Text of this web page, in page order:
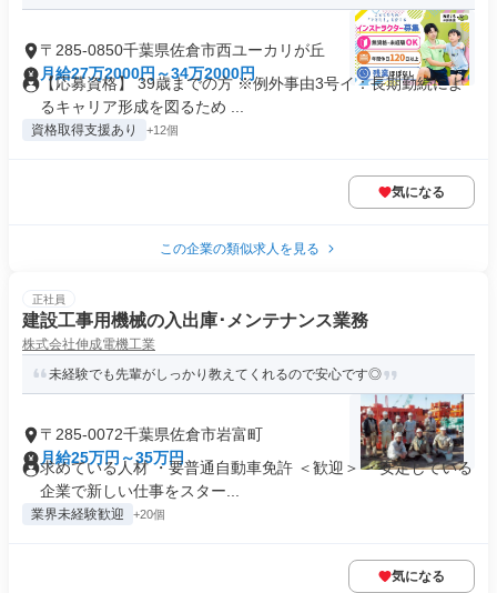
〒285-0850千葉県佐倉市西ユーカリが丘
月給27万2000円～34万2000円
【応募資格】 39歳までの方 ※例外事由3号イ：長期勤続によ
るキャリア形成を図るため ...
資格取得支援あり +12個
気になる
この企業の類似求人を見る
正社員
建設工事用機械の入出庫･メンテナンス業務
株式会社伸成電機工業
未経験でも先輩がしっかり教えてくれるので安心です◎
〒285-0072千葉県佐倉市岩富町
月給25万円～35万円
求めている人材 ・要普通自動車免許 ＜歓迎＞ ・安定している
企業で新しい仕事をスター...
業界未経験歓迎 +20個
気になる